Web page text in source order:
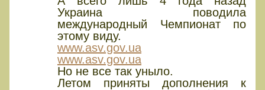
Украина поводила
международный Чемпионат по
этому виду.
www.asv.gov.ua
www.asv.gov.ua
Но не все так уныло.
Летом приняты дополнения к